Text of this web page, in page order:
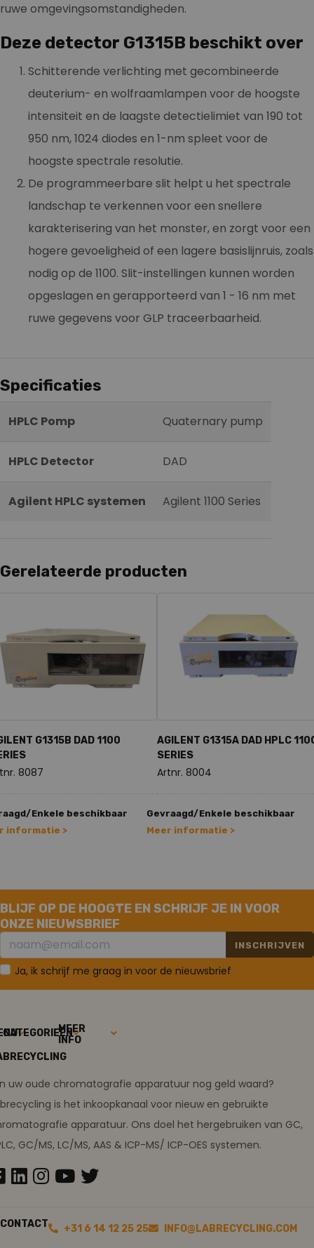
ruwe omgevingsomstandigheden.
Deze detector G1315B beschikt over
Schitterende verlichting met gecombineerde
deuterium- en wolfraamlampen voor de hoogste
intensiteit en de laagste detectielimiet van 190 tot
950 nm, 1024 diodes en 1-nm spleet voor de
hoogste spectrale resolutie.
De programmeerbare slit helpt u het spectrale
landschap te verkennen voor een snellere
karakterisering van het monster, en zorgt voor een
hogere gevoeligheid of een lagere basislijnruis, zoals
nodig op de 1100. Slit-instellingen kunnen worden
opgeslagen en gerapporteerd van 1 - 16 nm met
ruwe gegevens voor GLP traceerbaarheid.
Specificaties
HPLC Pomp Quaternary pump
HPLC Detector DAD
Agilent HPLC systemen Agilent 1100 Series
Gerelateerde producten
G1315B DAD 1100
8087
Enkele beschikbaar
informatie >
AGILENT G1315A DAD HPLC
SERIES
Artnr. 8004
Gevraagd/Enkele beschikbaar
Meer informatie >
BLIJF OP DE HOOGTE EN SCHRIJF JE IN VOOR
ONZE NIEUWSBRIEF
INSCHRIJVEN
Ja, ik schrijf me graag in voor de nieuwsbrief
CATEGORIEËNMEER
INFO
uw oude chromatografie apparatuur nog geld waard?
is het inkoopkanaal voor nieuw en gebruikte
apparatuur. Ons doel het hergebruiken van GC,
GC/MS, LC/MS, AAS & ICP-MS/ ICP-OES systemen.
CONTACT +31 6 14 12 25 25 INFO@LABRECYCLING.COM